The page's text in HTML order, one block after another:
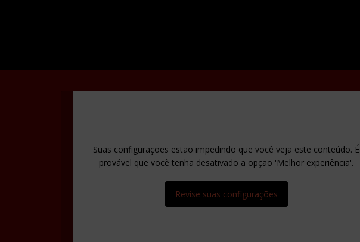
Suas configurações estão impedindo que você veja este conteúdo. É
provável que você tenha desativado a opção 'Melhor experiência'.
Revise suas configurações